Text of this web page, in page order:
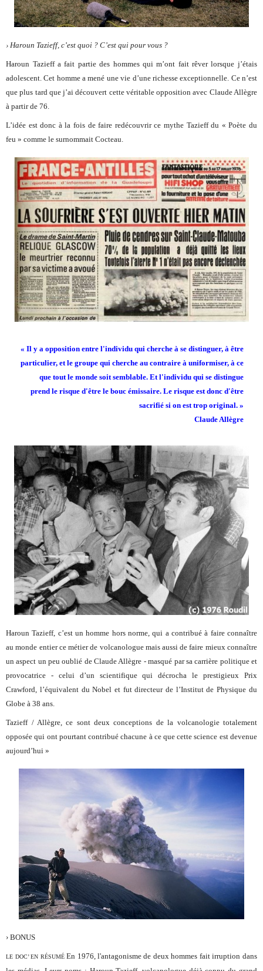
› Haroun Tazieff, c’est quoi ? C’est qui pour vous ?
Haroun Tazieff a fait partie des hommes qui m’ont fait rêver lorsque j’étais
adolescent. Cet homme a mené une vie d’une richesse exceptionnelle. Ce n’est
que plus tard que j’ai découvert cette véritable opposition avec Claude Allègre
à partir de 76.
L’idée est donc à la fois de faire redécouvrir ce mythe Tazieff du « Poète du
feu » comme le surnommait Cocteau.
« Il y a opposition entre l'individu qui cherche à se distinguer, à être
particulier, et le groupe qui cherche au contraire à uniformiser, à ce
que tout le monde soit semblable. Et l'individu qui se distingue
prend le risque d'être le bouc émissaire. Le risque est donc d'être
sacrifié si on est trop original. »
Claude Allègre
Haroun Tazieff, c’est un homme hors norme, qui a contribué à faire connaître
au monde entier ce métier de volcanologue mais aussi de faire mieux connaître
un aspect un peu oublié de Claude Allègre - masqué par sa carrière politique et
provocatrice - celui d’un scientifique qui décrocha le prestigieux Prix
Crawford, l’équivalent du Nobel et fut directeur de l’Institut de Physique du
Globe à 38 ans.
Tazieff / Allègre, ce sont deux conceptions de la volcanologie totalement
opposée qui ont pourtant contribué chacune à ce que cette science est devenue
aujourd’hui »
› BONUS
LE DOC’ EN RÉSUMÉEn 1976, l'antagonisme de deux hommes fait irruption dans